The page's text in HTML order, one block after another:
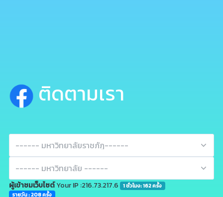
ติดตามเรา
ผู้เข้าชมเว็บไซต์Your IP :216.73.217.6
1 ชั่วโมง: 162 ครั้ง
รายวัน : 208 ครั้ง